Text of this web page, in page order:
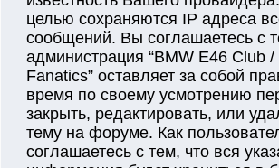
целью сохраняются IP адреса
сообщений. Вы соглашаетесь с
администрация “BMW E46 Club
Fanatics” оставляет за собой
время по своему усмотрению
закрыть, редактировать, или
тему на форуме. Как
соглашаетесь с тем, что вся